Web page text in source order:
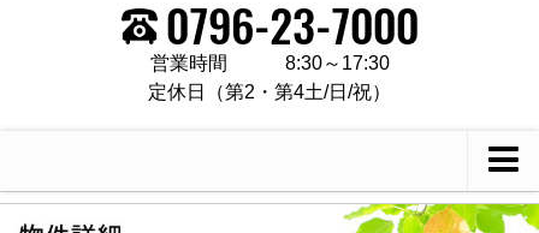
営業時間
8:30～17:30
定休日（第2・第4土/日/祝）
借りたい